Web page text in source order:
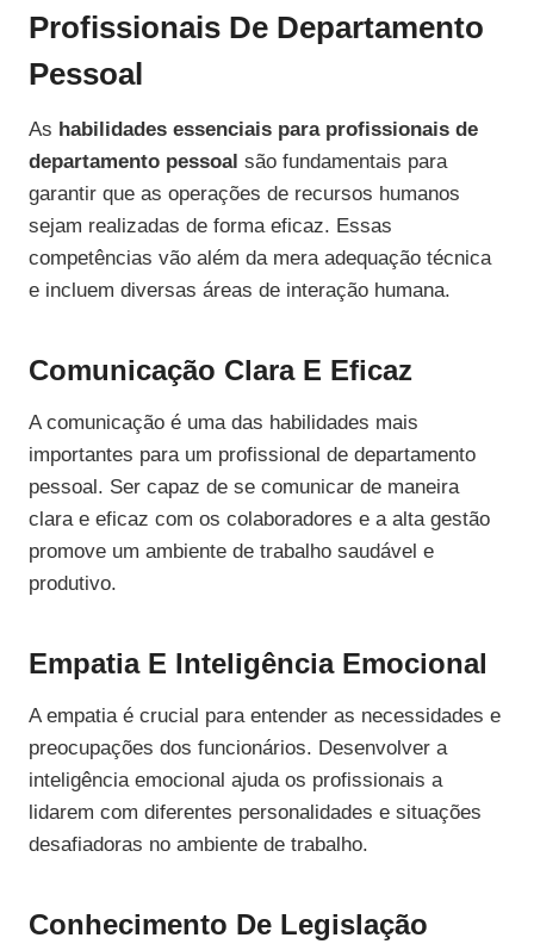
Profissionais De Departamento
Pessoal
As habilidades essenciais para profissionais de
departamento pessoal são fundamentais para
garantir que as operações de recursos humanos
sejam realizadas de forma eficaz. Essas
competências vão além da mera adequação técnica
e incluem diversas áreas de interação humana.
Comunicação Clara E Eficaz
A comunicação é uma das habilidades mais
importantes para um profissional de departamento
pessoal. Ser capaz de se comunicar de maneira
clara e eficaz com os colaboradores e a alta gestão
promove um ambiente de trabalho saudável e
produtivo.
Empatia E Inteligência Emocional
A empatia é crucial para entender as necessidades e
preocupações dos funcionários. Desenvolver a
inteligência emocional ajuda os profissionais a
lidarem com diferentes personalidades e situações
desafiadoras no ambiente de trabalho.
Conhecimento De Legislação